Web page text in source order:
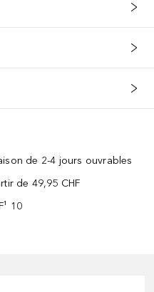
de 2-4 jours ouvrables
de 49,95 CHF
10